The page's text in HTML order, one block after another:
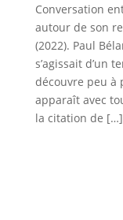
Conversation
autour de son
(2022). Paul
s’agissait d’un
découvre peu à
apparaît avec
la citation de […]